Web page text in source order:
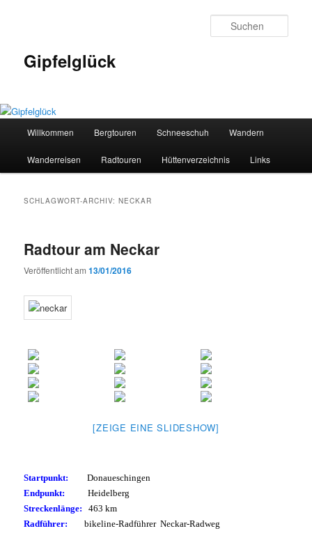
Gipfelglück
Willkommen Bergtouren Schneeschuh Wandern
Wanderreisen Radtouren Hüttenverzeichnis Links
SCHLAGWORT-ARCHIV:NECKAR
Radtour am Neckar
Veröffentlicht am13/01/2016
[ZEIGE EINE SLIDESHOW]
Startpunkt:
Donaueschingen
Endpunkt:
Heidelberg
Streckenlänge:
463 km
Radführer:
bikeline-Radführer Neckar-Radweg